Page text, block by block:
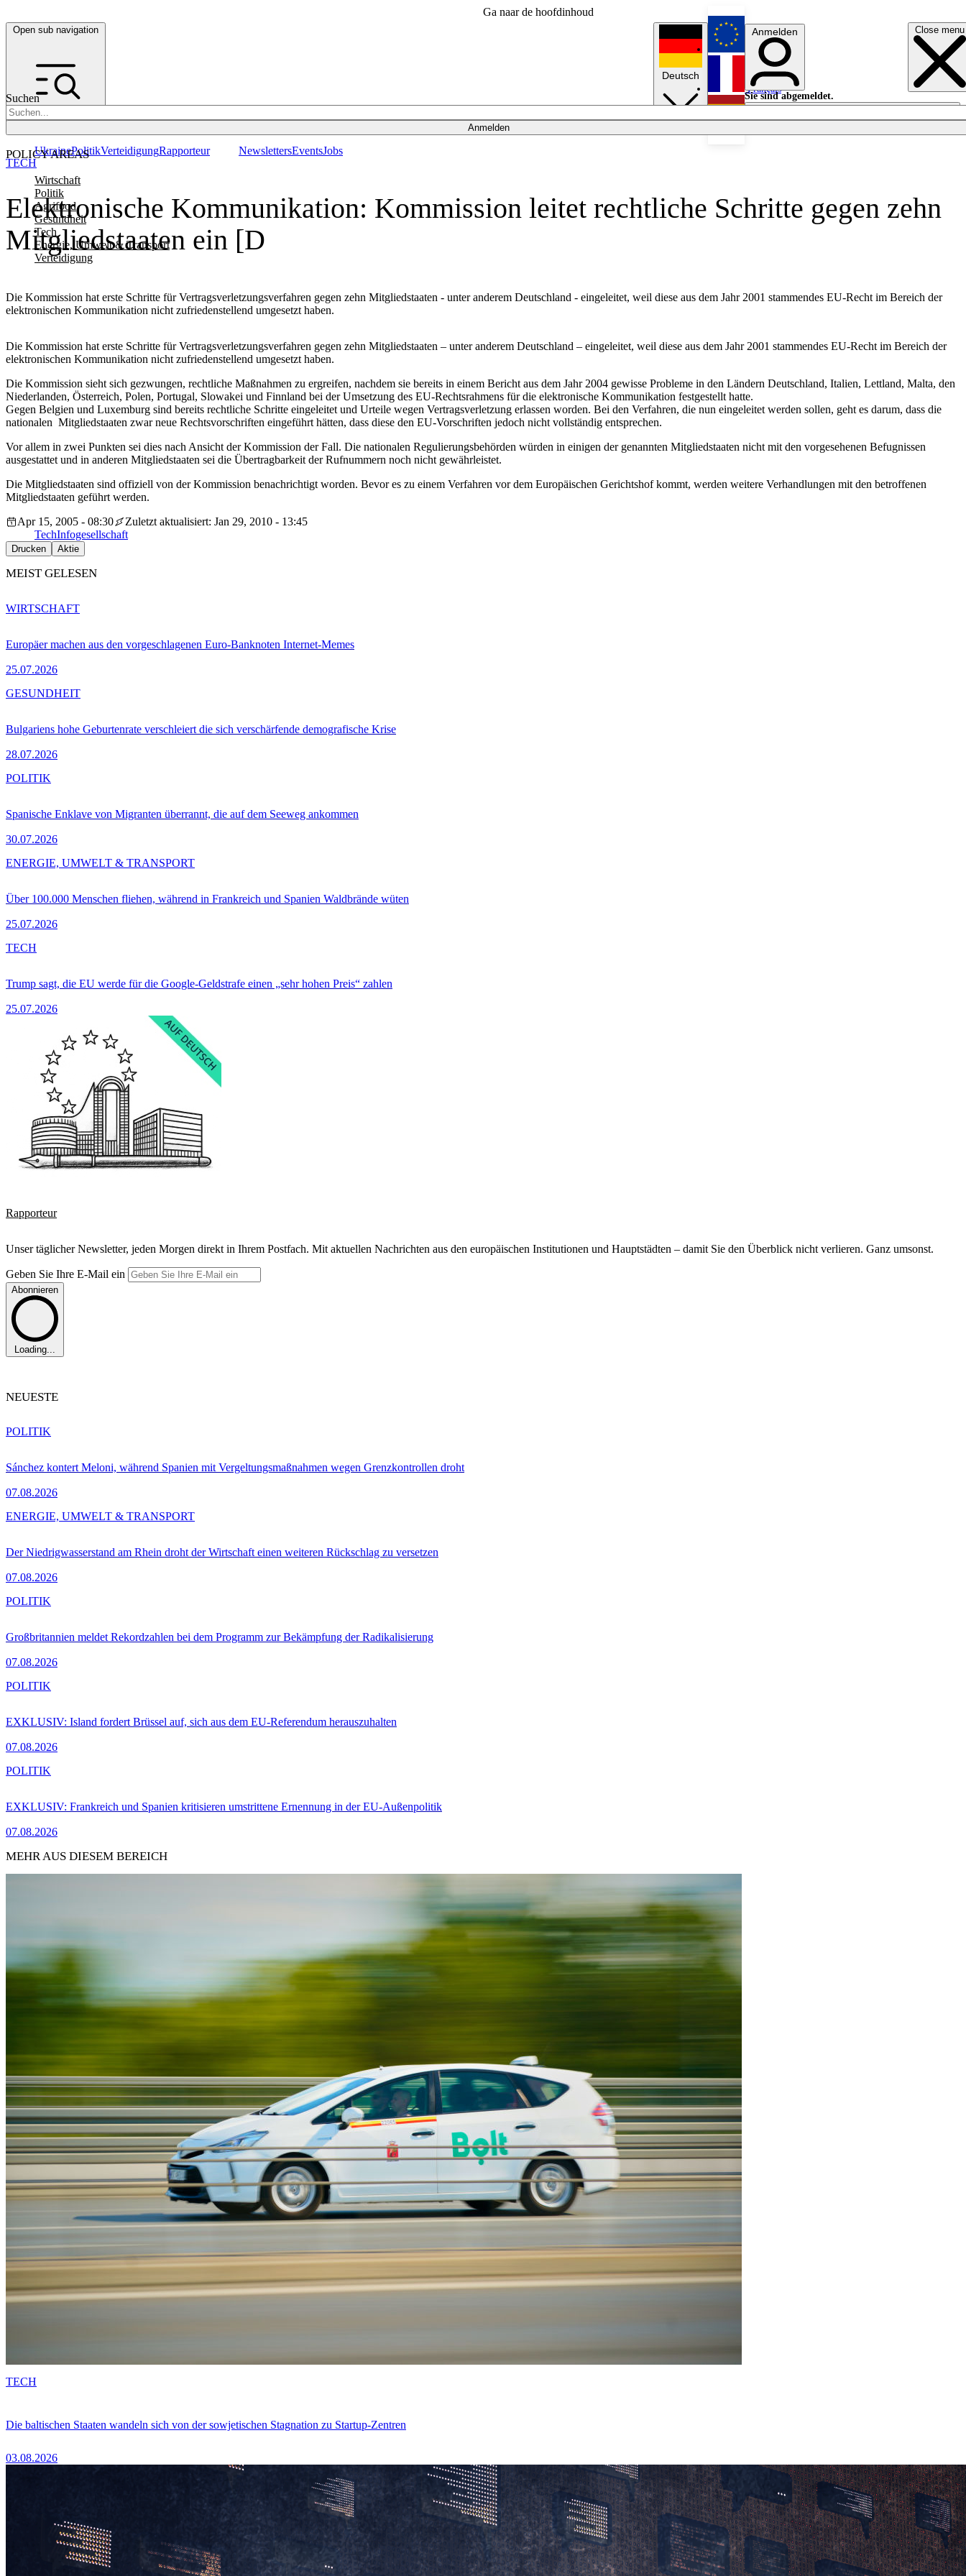
Ga naar de hoofdinhoud
Open sub navigation Close menu
Suchen
Anmelden
POLICY AREAS
Wirtschaft
Politik
Agrifood
Gesundheit
Tech
Energie, Umwelt & Transport
Verteidigung
UkrainePolitikVerteidigungRapporteur NewslettersEventsJobs
Deutsch
English
Français
Anmelden
Sie sind abgemeldet.
Anmelden
Licht aus
Elektronische Kommunikation: Kommission leitet rechtliche Schritte gegen zehn
Mitgliedstaaten ein [D
Die Kommission hat erste Schritte für Vertragsverletzungsverfahren gegen zehn Mitgliedstaaten - unter anderem Deutschland - eingeleitet, weil diese aus dem Jahr 2001 stammendes EU-Recht im Bereich der
elektronischen Kommunikation nicht zufriedenstellend umgesetzt haben.
TECH
Die Kommission hat erste Schritte für Vertragsverletzungsverfahren gegen zehn Mitgliedstaaten – unter anderem Deutschland – eingeleitet, weil diese aus dem Jahr 2001 stammendes EU-Recht im Bereich der
elektronischen Kommunikation nicht zufriedenstellend umgesetzt haben.
Die Kommission sieht sich gezwungen, rechtliche Maßnahmen zu ergreifen, nachdem sie bereits in einem Bericht aus dem Jahr 2004 gewisse Probleme in den Ländern Deutschland, Italien, Lettland, Malta, den
Niederlanden, Österreich, Polen, Portugal, Slowakei und Finnland bei der Umsetzung des EU-Rechtsrahmens für die elektronische Kommunikation festgestellt hatte.
Gegen Belgien und Luxemburg sind bereits rechtliche Schritte eingeleitet und Urteile wegen Vertragsverletzung erlassen worden. Bei den Verfahren, die nun eingeleitet werden sollen, geht es darum, dass die
nationalen Mitgliedstaaten zwar neue Rechtsvorschriften eingeführt hätten, dass diese den EU-Vorschriften jedoch nicht vollständig entsprechen.
Vor allem in zwei Punkten sei dies nach Ansicht der Kommission der Fall. Die nationalen Regulierungsbehörden würden in einigen der genannten Mitgliedstaaten nicht mit den vorgesehenen Befugnissen
ausgestattet und in anderen Mitgliedstaaten sei die Übertragbarkeit der Rufnummern noch nicht gewährleistet.
Die Mitgliedstaaten sind offiziell von der Kommission benachrichtigt worden. Bevor es zu einem Verfahren vor dem Europäischen Gerichtshof kommt, werden weitere Verhandlungen mit den betroffenen
Mitgliedstaaten geführt werden.
Apr 15, 2005 - 08:30
Zuletzt aktualisiert: Jan 29, 2010 - 13:45
TechInfogesellschaft
Drucken Aktie
MEIST GELESEN
Europäer machen aus den vorgeschlagenen Euro-Banknoten Internet-Memes
25.07.2026
WIRTSCHAFT
Bulgariens hohe Geburtenrate verschleiert die sich verschärfende demografische Krise
28.07.2026
GESUNDHEIT
Spanische Enklave von Migranten überrannt, die auf dem Seeweg ankommen
30.07.2026
POLITIK
Über 100.000 Menschen fliehen, während in Frankreich und Spanien Waldbrände wüten
25.07.2026
ENERGIE, UMWELT & TRANSPORT
Trump sagt, die EU werde für die Google-Geldstrafe einen „sehr hohen Preis“ zahlen
25.07.2026
TECH
Rapporteur
Unser täglicher Newsletter, jeden Morgen direkt in Ihrem Postfach. Mit aktuellen Nachrichten aus den europäischen Institutionen und Hauptstädten – damit Sie den Überblick nicht verlieren. Ganz umsonst.
Geben Sie Ihre E-Mail ein
Abonnieren
Loading...
NEUESTE
Sánchez kontert Meloni, während Spanien mit Vergeltungsmaßnahmen wegen Grenzkontrollen droht
07.08.2026
POLITIK
Der Niedrigwasserstand am Rhein droht der Wirtschaft einen weiteren Rückschlag zu versetzen
07.08.2026
ENERGIE, UMWELT & TRANSPORT
Großbritannien meldet Rekordzahlen bei dem Programm zur Bekämpfung der Radikalisierung
07.08.2026
POLITIK
EXKLUSIV: Island fordert Brüssel auf, sich aus dem EU-Referendum herauszuhalten
07.08.2026
POLITIK
EXKLUSIV: Frankreich und Spanien kritisieren umstrittene Ernennung in der EU-Außenpolitik
07.08.2026
POLITIK
MEHR AUS DIESEM BEREICH
Die baltischen Staaten wandeln sich von der sowjetischen Stagnation zu Startup-Zentren
03.08.2026
TECH